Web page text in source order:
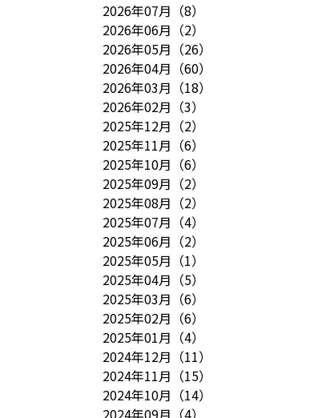
2026年07月 （8）
2026年06月 （2）
2026年05月 （26）
2026年04月 （60）
2026年03月 （18）
2026年02月 （3）
2025年12月 （2）
2025年11月 （6）
2025年10月 （6）
2025年09月 （2）
2025年08月 （2）
2025年07月 （4）
2025年06月 （2）
2025年05月 （1）
2025年04月 （5）
2025年03月 （6）
2025年02月 （6）
2025年01月 （4）
2024年12月 （11）
2024年11月 （15）
2024年10月 （14）
2024年09月 （4）